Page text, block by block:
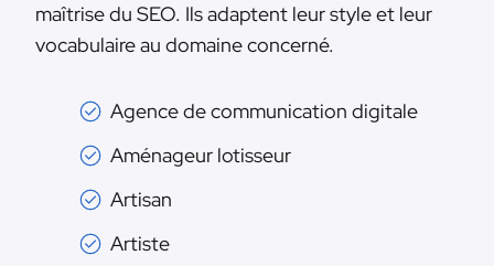
maîtrise du SEO. Ils adaptent leur style et leur
vocabulaire au domaine concerné.
Agence de communication digitale
Aménageur lotisseur
Artisan
Artiste